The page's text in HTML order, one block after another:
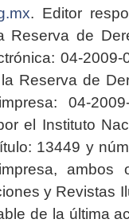
. Editor
Reserva de
04-2009-
Reserva de
04-2009-
el Instituto
13449 y
ambos
y Revistas
de la última